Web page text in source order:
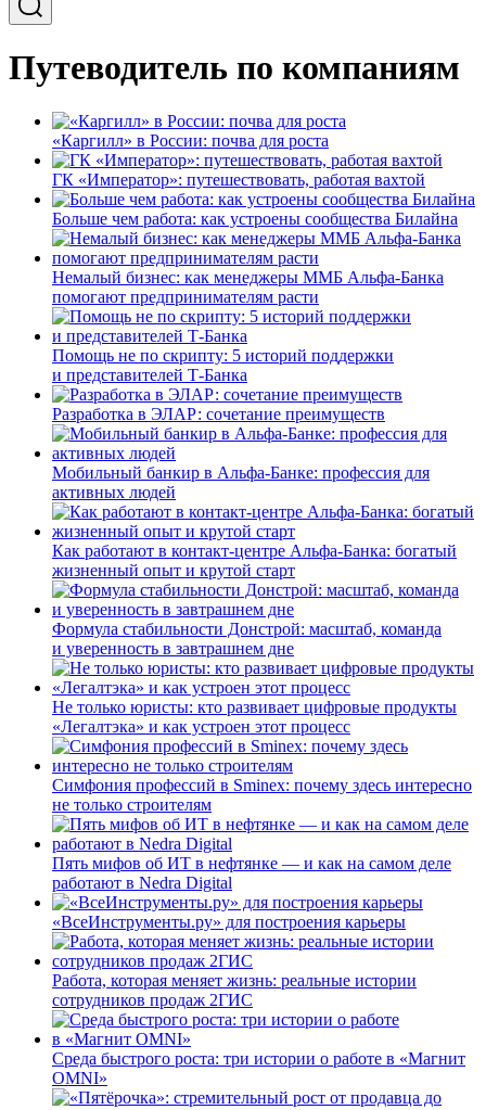
Путеводитель по компаниям
«Каргилл» в России: почва для роста
ГК «Император»: путешествовать, работая вахтой
Больше чем работа: как устроены сообщества Билайна
Немалый бизнес: как менеджеры ММБ Альфа-Банка
помогают предпринимателям расти
Помощь не по скрипту: 5 историй поддержки
и представителей Т-Банка
Разработка в ЭЛАР: сочетание преимуществ
Мобильный банкир в Альфа-Банке: профессия для
активных людей
Как работают в контакт-центре Альфа-Банка: богатый
жизненный опыт и крутой старт
Формула стабильности Донстрой: масштаб, команда
и уверенность в завтрашнем дне
Не только юристы: кто развивает цифровые продукты
«Легалтэка» и как устроен этот процесс
Симфония профессий в Sminex: почему здесь интересно
не только строителям
Пять мифов об ИТ в нефтянке — и как на самом деле
работают в Nedra Digital
«ВсеИнструменты.ру» для построения карьеры
Работа, которая меняет жизнь: реальные истории
сотрудников продаж 2ГИС
Среда быстрого роста: три истории о работе в «Магнит
OMNI»